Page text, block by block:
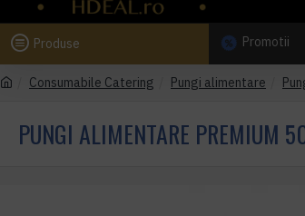
Produse Promotii
Consumabile Catering Pungi alimentare
PUNGI ALIMENTARE PREMIUM